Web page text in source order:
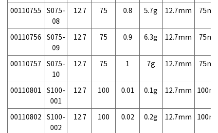
00110755 S075-
08
12.7 75 0.8 5.7g 12.7mm
00110756 S075-
09
12.7 75 0.9 6.3g 12.7mm
00110757 S075-
10
12.7 75 1 7g 12.7mm
00110801 S100-
001
12.7 100 0.01 0.1g 12.7mm
00110802 S100-
002
12.7 100 0.02 0.2g 12.7mm